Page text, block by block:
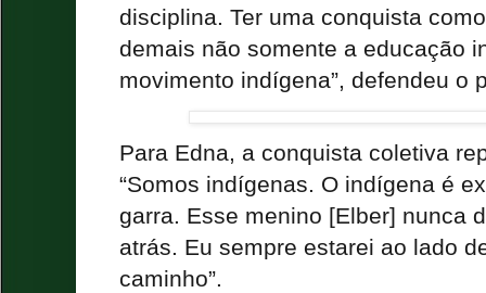
disciplina. Ter uma conquista
demais não somente a educação
movimento indígena”, defendeu o
Para Edna, a conquista coletiva
“Somos indígenas. O indígena é
garra. Esse menino [Elber] nunca
atrás. Eu sempre estarei ao lado
caminho”.